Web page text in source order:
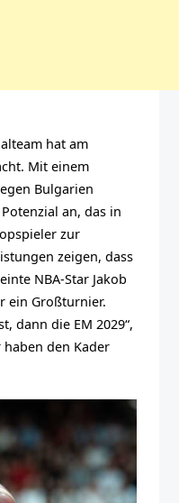
hat am
Mit einem
Bulgarien
an, das in
zur
zeigen, dass
NBA-Star Jakob
ein Großturnier.
dann die EM 2029“,
den Kader